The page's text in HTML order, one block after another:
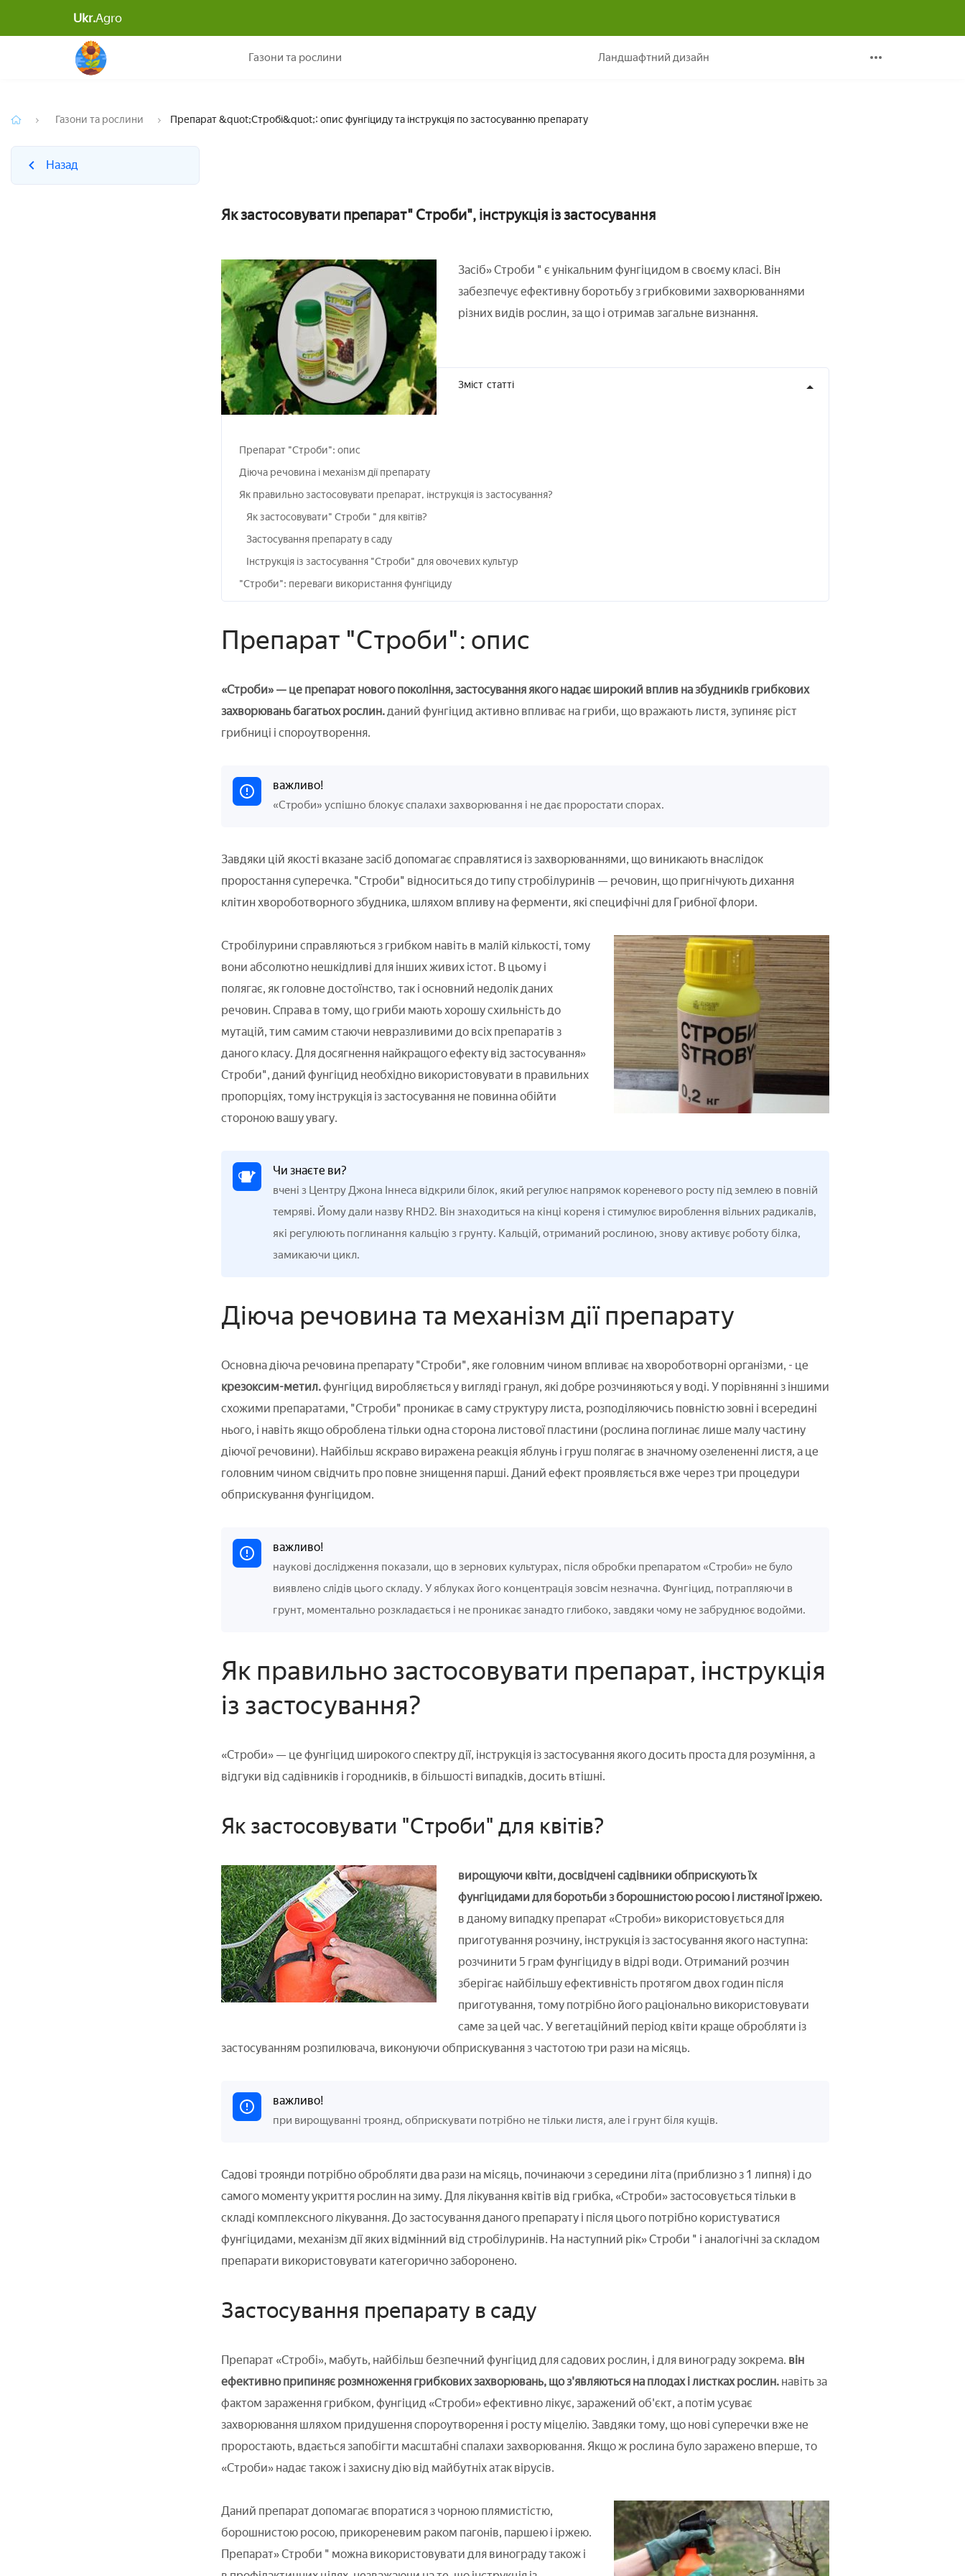
Ukr.Agro
Газони та рослини Ландшафтний дизайн
Назад
Газони та рослини Препарат &quot;Стробі&quot;: опис фунгіциду та інструкція по застосуванню препарату
Назад
Як застосовувати препарат" Строби", інструкція із застосування
Засіб» Строби " є унікальним фунгіцидом в своєму класі. Він
забезпечує ефективну боротьбу з грибковими захворюваннями
різних видів рослин, за що і отримав загальне визнання.
Зміст статті
Препарат "Строби": опис
Діюча речовина і механізм дії препарату
Як правильно застосовувати препарат, інструкція із застосування?
Як застосовувати" Строби " для квітів?
Застосування препарату в саду
Інструкція із застосування "Строби" для овочевих культур
"Строби": переваги використання фунгіциду
Препарат "Строби": опис
«Строби» — це препарат нового покоління, застосування якого надає широкий вплив на збудників грибкових
захворювань багатьох рослин.даний фунгіцид активно впливає на гриби, що вражають листя, зупиняє ріст
грибниці і спороутворення.
важливо!
«Строби» успішно блокує спалахи захворювання і не дає проростати спорах.
Завдяки цій якості вказане засіб допомагає справлятися із захворюваннями, що виникають внаслідок
проростання суперечка. "Строби" відноситься до типу стробілуринів — речовин, що пригнічують дихання
клітин хвороботворного збудника, шляхом впливу на ферменти, які специфічні для Грибної флори.
Стробілурини справляються з грибком навіть в малій кількості, тому
вони абсолютно нешкідливі для інших живих істот. В цьому і
полягає, як головне достоїнство, так і основний недолік даних
речовин. Справа в тому, що гриби мають хорошу схильність до
мутацій, тим самим стаючи невразливими до всіх препаратів з
даного класу. Для досягнення найкращого ефекту від застосування»
Строби", даний фунгіцид необхідно використовувати в правильних
пропорціях, тому інструкція із застосування не повинна обійти
стороною вашу увагу.
Чи знаєте ви?
вчені з Центру Джона Іннеса відкрили білок, який регулює напрямок кореневого росту під землею в повній
темряві. Йому дали назву RHD2. Він знаходиться на кінці кореня і стимулює вироблення вільних радикалів,
які регулюють поглинання кальцію з грунту. Кальцій, отриманий рослиною, знову активує роботу білка,
замикаючи цикл.
Діюча речовина та механізм дії препарату
Основна діюча речовина препарату "Строби", яке головним чином впливає на хвороботворні організми, - це
крезоксим-метил.фунгіцид виробляється у вигляді гранул, які добре розчиняються у воді. У порівнянні з іншими
схожими препаратами, "Строби" проникає в саму структуру листа, розподіляючись повністю зовні і всередині
нього, і навіть якщо оброблена тільки одна сторона листової пластини (рослина поглинає лише малу частину
діючої речовини). Найбільш яскраво виражена реакція яблунь і груш полягає в значному озелененні листя, а це
головним чином свідчить про повне знищення парші. Даний ефект проявляється вже через три процедури
обприскування фунгіцидом.
важливо!
наукові дослідження показали, що в зернових культурах, після обробки препаратом «Строби» не було
виявлено слідів цього складу. У яблуках його концентрація зовсім незначна. Фунгіцид, потрапляючи в
грунт, моментально розкладається і не проникає занадто глибоко, завдяки чому не забруднює водойми.
Як правильно застосовувати препарат, інструкція
із застосування?
«Строби» — це фунгіцид широкого спектру дії, інструкція із застосування якого досить проста для розуміння, а
відгуки від садівників і городників, в більшості випадків, досить втішні.
Як застосовувати "Строби" для квітів?
вирощуючи квіти, досвідчені садівники обприскують їх
фунгіцидами для боротьби з борошнистою росою і листяної іржею.
в даному випадку препарат «Строби» використовується для
приготування розчину, інструкція із застосування якого наступна:
розчинити 5 грам фунгіциду в відрі води. Отриманий розчин
зберігає найбільшу ефективність протягом двох годин після
приготування, тому потрібно його раціонально використовувати
саме за цей час. У вегетаційний період квіти краще обробляти із
застосуванням розпилювача, виконуючи обприскування з частотою три рази на місяць.
важливо!
при вирощуванні троянд, обприскувати потрібно не тільки листя, але і грунт біля кущів.
Садові троянди потрібно обробляти два рази на місяць, починаючи з середини літа (приблизно з 1 липня) і до
самого моменту укриття рослин на зиму. Для лікування квітів від грибка, «Строби» застосовується тільки в
складі комплексного лікування. До застосування даного препарату і після цього потрібно користуватися
фунгіцидами, механізм дії яких відмінний від стробілуринів. На наступний рік» Строби " і аналогічні за складом
препарати використовувати категорично заборонено.
Застосування препарату в саду
Препарат «Стробі», мабуть, найбільш безпечний фунгіцид для садових рослин, і для винограду зокрема. він
ефективно припиняє розмноження грибкових захворювань, що з'являються на плодах і листках рослин. навіть за
фактом зараження грибком, фунгіцид «Строби» ефективно лікує, заражений об'єкт, а потім усуває
захворювання шляхом придушення спороутворення і росту міцелію. Завдяки тому, що нові суперечки вже не
проростають, вдається запобігти масштабні спалахи захворювання. Якщо ж рослина було заражено вперше, то
«Строби» надає також і захисну дію від майбутніх атак вірусів.
Даний препарат допомагає впоратися з чорною плямистістю,
борошнистою росою, прикореневим раком пагонів, паршею і іржею.
Препарат» Строби " можна використовувати для винограду також і